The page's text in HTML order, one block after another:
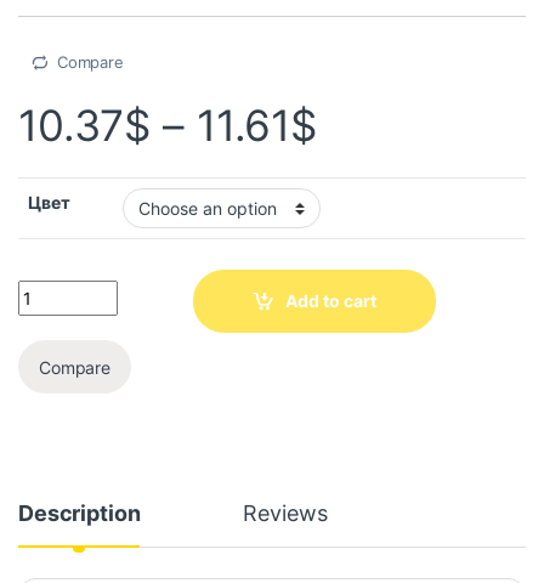
Compare
10.37$ – 11.61$
Цвет
Add to cart
Compare
Description Reviews